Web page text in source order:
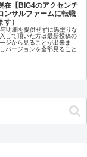
在【BIG4のアクセンチ
ンサルファームに転職
）
明細を提供せずに黒塗りな
して頂いた方は最新投稿の
ジから見ることが出来ま
バージョンを全部見ること